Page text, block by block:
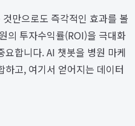
만으로도 즉각적인 효과를 볼
의 투자수익률(ROI)을 극대화
합니다. AI 챗봇을 병원 마케
고, 여기서 얻어지는 데이터